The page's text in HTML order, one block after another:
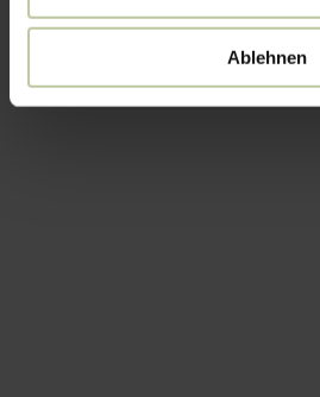
Ablehnen